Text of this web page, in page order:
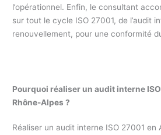
l’opérationnel. Enfin, le consultant
sur tout le cycle ISO 27001, de l’audit
renouvellement, pour une conformité
Pourquoi réaliser un audit interne
Rhône-Alpes ?
Réaliser un audit interne ISO 27001 en